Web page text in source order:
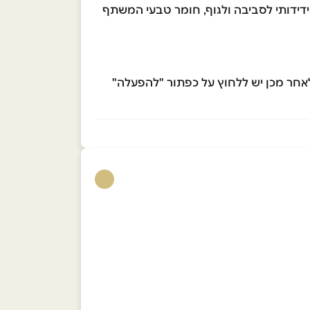
טבעי ידידותי לסביבה ולגוף, חומר טבעי המשתף